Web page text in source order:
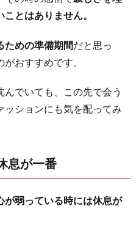
とはありません。
ための準備期間だと思っ
おすすめです。
でいても、この先で会う
ションにも気を配ってみ
息が一番
が弱っている時には休息が